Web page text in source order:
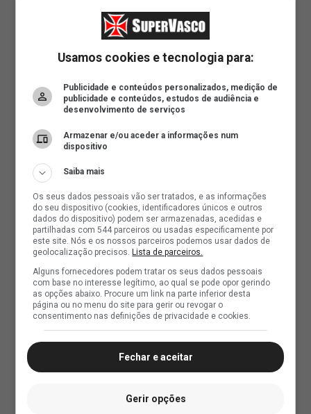
Usamos cookies e tecnologia para:
Publicidade e conteúdos personalizados, medição de
publicidade e conteúdos, estudos de audiência e
desenvolvimento de serviços
Armazenar e/ou aceder a informações num
dispositivo
Saiba mais
Os seus dados pessoais vão ser tratados, e as informações
do seu dispositivo (cookies, identificadores únicos e outros
dados do dispositivo) podem ser armazenadas, acedidas e
partilhadas com 544 parceiros ou usadas especificamente por
este site. Nós e os nossos parceiros podemos usar dados de
geolocalização precisos.Lista de parceiros.
Alguns fornecedores podem tratar os seus dados pessoais
com base no interesse legítimo, ao qual se pode opor gerindo
as opções abaixo. Procure um link na parte inferior desta
página ou no menu do site para gerir ou revogar o
consentimento nas definições de privacidade e cookies.
Fechar e aceitar
Gerir opções